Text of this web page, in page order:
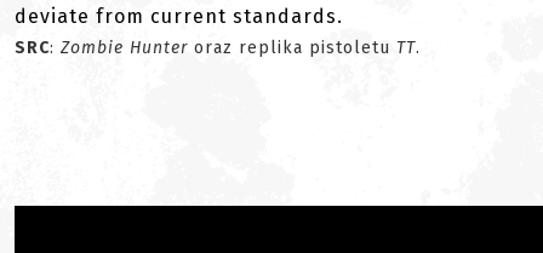
deviate from current standards.
SRC: Zombie Hunter oraz replika pistoletu TT.